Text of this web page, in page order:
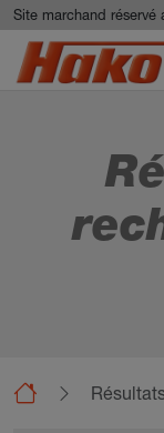
Aller au contenu
Site marchand réservé
Panneau de